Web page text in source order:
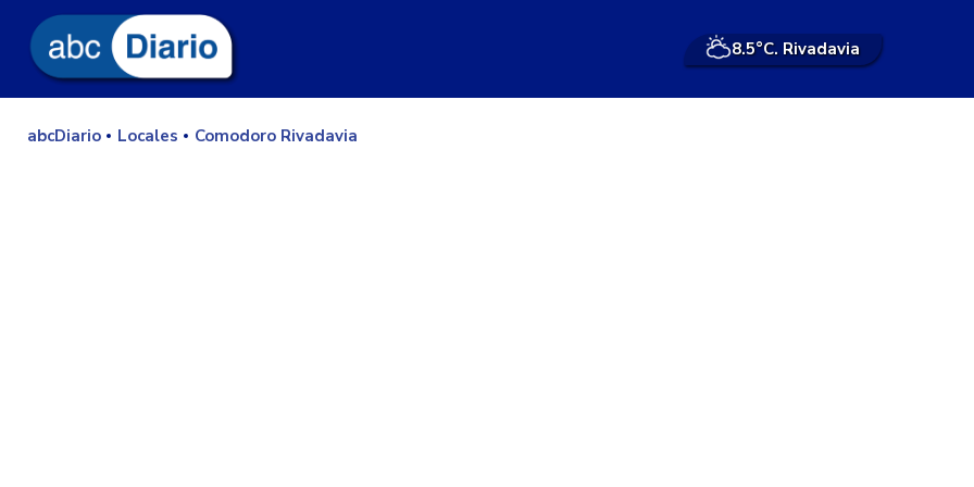
8.5°C. Rivadavia
abcDiario Locales Comodoro Rivadavia